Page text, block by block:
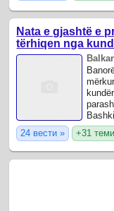
Nata e gjashtë e
tërhiqen nga
24 вести » +31